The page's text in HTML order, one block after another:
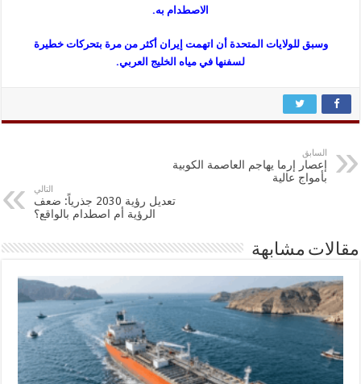
الاصطدام به.
وسبق للولايات المتحدة أن اتهمت إيران أكثر من مرة بتحركات خطيرة
لسفنها في مياه الخليج العربي.
السابق
إعصار إرما يهاجم العاصمة الكوبية
بأمواج عالية
التالي
تعديل رؤية 2030 جذرياً: ضعف
الرؤية أم اصطدام بالواقع؟
مقالات مشابهة